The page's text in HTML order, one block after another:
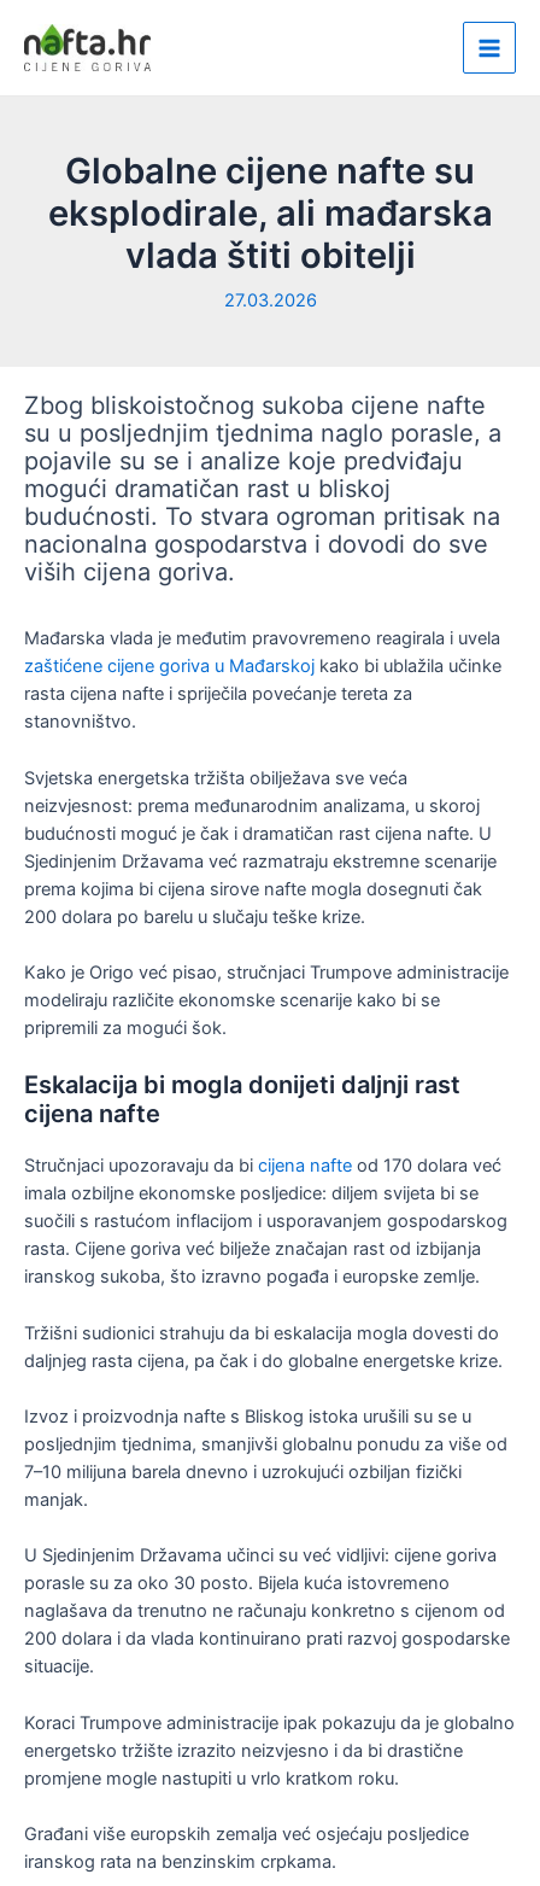
content
Main
Globalne cijene nafte su
eksplodirale, ali mađarska
vlada štiti obitelji
27.03.2026
Zbog bliskoistočnog sukoba cijene nafte
su u posljednjim tjednima naglo porasle, a
pojavile su se i analize koje predviđaju
mogući dramatičan rast u bliskoj
budućnosti. To stvara ogroman pritisak na
nacionalna gospodarstva i dovodi do sve
viših cijena goriva.
Mađarska vlada je međutim pravovremeno reagirala i uvela
zaštićene cijene goriva u Mađarskoj kako bi ublažila učinke
rasta cijena nafte i spriječila povećanje tereta za
stanovništvo.
Svjetska energetska tržišta obilježava sve veća
neizvjesnost: prema međunarodnim analizama, u skoroj
budućnosti moguć je čak i dramatičan rast cijena nafte. U
Sjedinjenim Državama već razmatraju ekstremne scenarije
prema kojima bi cijena sirove nafte mogla dosegnuti čak
200 dolara po barelu u slučaju teške krize.
Kako je Origo već pisao, stručnjaci Trumpove administracije
modeliraju različite ekonomske scenarije kako bi se
pripremili za mogući šok.
Eskalacija bi mogla donijeti daljnji rast
cijena nafte
Stručnjaci upozoravaju da bi cijena nafte od 170 dolara već
imala ozbiljne ekonomske posljedice: diljem svijeta bi se
suočili s rastućom inflacijom i usporavanjem gospodarskog
rasta. Cijene goriva već bilježe značajan rast od izbijanja
iranskog sukoba, što izravno pogađa i europske zemlje.
Tržišni sudionici strahuju da bi eskalacija mogla dovesti do
daljnjeg rasta cijena, pa čak i do globalne energetske krize.
Izvoz i proizvodnja nafte s Bliskog istoka urušili su se u
posljednjim tjednima, smanjivši globalnu ponudu za više od
7–10 milijuna barela dnevno i uzrokujući ozbiljan fizički
manjak.
U Sjedinjenim Državama učinci su već vidljivi: cijene goriva
porasle su za oko 30 posto. Bijela kuća istovremeno
naglašava da trenutno ne računaju konkretno s cijenom od
200 dolara i da vlada kontinuirano prati razvoj gospodarske
situacije.
Koraci Trumpove administracije ipak pokazuju da je globalno
energetsko tržište izrazito neizvjesno i da bi drastične
promjene mogle nastupiti u vrlo kratkom roku.
Građani više europskih zemalja već osjećaju posljedice
iranskog rata na benzinskim crpkama.